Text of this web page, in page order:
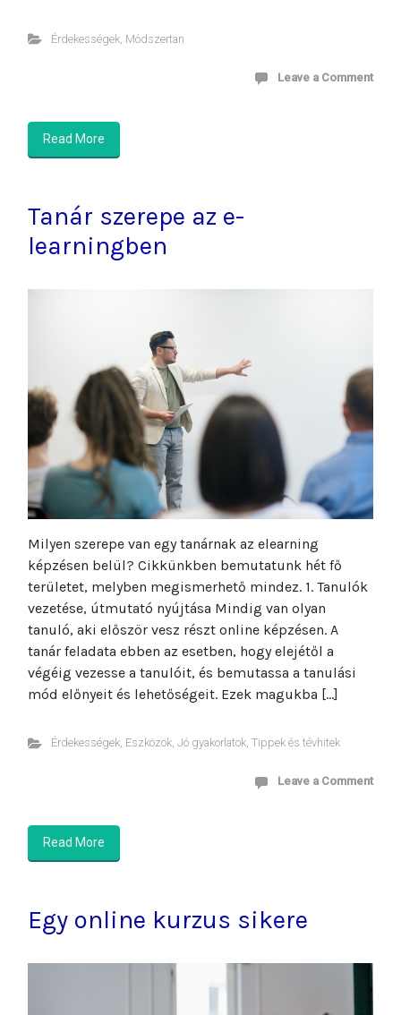
Érdekességek, Módszertan
Leave a Comment
Read More
Tanár szerepe az e-
learningben
Milyen szerepe van egy tanárnak az elearning
képzésen belül? Cikkünkben bemutatunk hét fő
területet, melyben megismerhető mindez. 1. Tanulók
vezetése, útmutató nyújtása Mindig van olyan
tanuló, aki először vesz részt online képzésen. A
tanár feladata ebben az esetben, hogy elejétől a
végéig vezesse a tanulóit, és bemutassa a tanulási
mód előnyeit és lehetőségeit. Ezek magukba […]
Érdekességek, Eszközök, Jó gyakorlatok, Tippek és tévhitek
Leave a Comment
Read More
Egy online kurzus sikere